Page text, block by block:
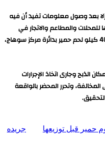
بعد وصول معلومات تفيد أن فيه
والمطاعم والاتجار في
جلودها، وتمكنت من التحفظ على نحو 400 كيلو لحم حمير بدائرة مركز سوهاج،
الذبح وجارى اتخاذ الإجرارات
وتحرر المحضر بالواقعة
حمير قبل توزيعها
جريده